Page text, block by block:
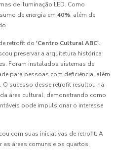
de iluminação LED. Como
de energia em 40%, além de
retrofit do 'Centro Cultural ABC'.
preservar a arquitetura histórica
Foram instalados sistemas de
para pessoas com deficiência, além
sucesso desse retrofit resultou na
área cultural, demonstrando como
pode impulsionar o interesse
com suas iniciativas de retrofit. A
as áreas comuns e os quartos,